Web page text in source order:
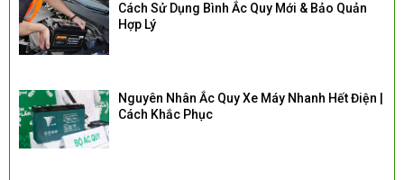
Cách Sử Dụng Bình Ắc Quy Mới & Bảo Quản
Hợp Lý
Nguyên Nhân Ắc Quy Xe Máy Nhanh Hết Điện |
Cách Khắc Phục